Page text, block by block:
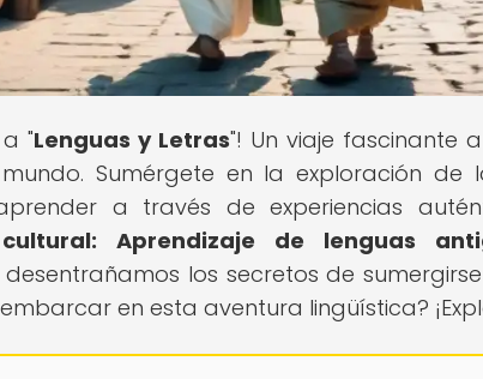
a "Lenguas y Letras"! Un viaje fascinante
Sumérgete en la exploración de
a través de experiencias
cultural: Aprendizaje de lenguas
desentrañamos los secretos de
en esta aventura lingüística?